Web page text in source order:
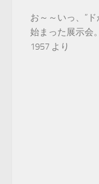
お～～いっ、”
始まった展示会。
1957 より